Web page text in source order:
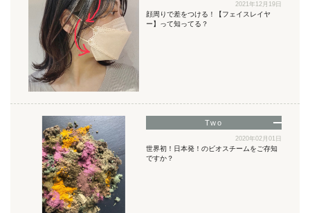
2021年12月19日
顔周りで差をつける！【フェイスレイヤ
ー】って知ってる？
2020年02月01日
世界初！日本発！のビオスチームをご存知
ですか？